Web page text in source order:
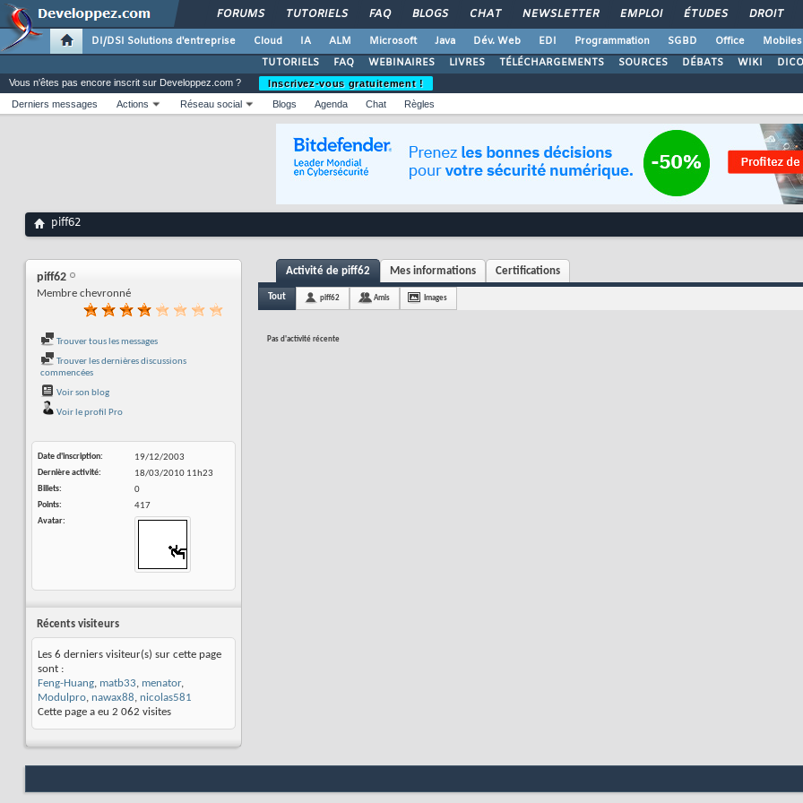
FORUMS TUTORIELS FAQ BLOGS CHAT NEWSLETTER EMPLOI ÉTUDES DROIT
DI/DSI Solutions d'entreprise Cloud IA ALM Microsoft Java Dév. Web EDI Programmation SGBD Office Mobiles
TUTORIELS
FAQ WEBINAIRES LIVRES TÉLÉCHARGEMENTS SOURCES DÉBATS WIKI DICO
Vous n'êtes pas encore inscrit sur Developpez.com ?
Inscrivez-vous gratuitement !
Derniers messages
Actions Réseau social Blogs Agenda Chat Règles
piff62
piff62
Membre chevronné
Trouver tous les messages
Trouver les dernières discussions
commencées
Voir son blog
Voir le profil Pro
Date d'inscription
19/12/2003
Dernière activité
18/03/2010 11h23
Billets
0
Points
417
Avatar
Récents visiteurs
Les 6 derniers visiteur(s) sur cette page
sont :
Feng-Huang, matb33, menator,
Modulpro, nawax88, nicolas581
Cette page a eu 2 062 visites
Activité de piff62 Mes informations Certifications
Tout piff62 Amis Images
Pas d'activité récente